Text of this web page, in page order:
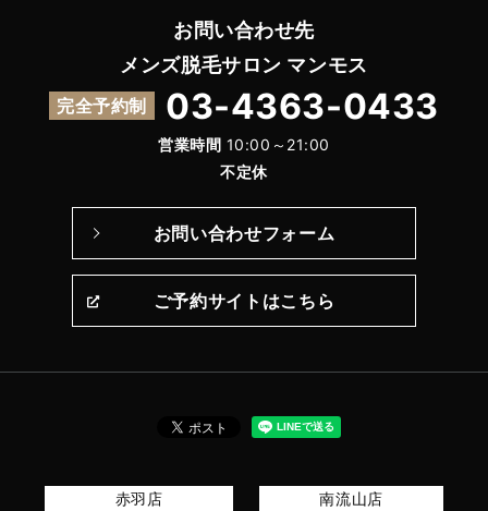
お問い合わせ先
メンズ脱毛サロン マンモス
完全予約制 03-4363-0433
営業時間 10:00～21:00
不定休
お問い合わせフォーム
ご予約サイトはこちら
赤羽店 南流山店